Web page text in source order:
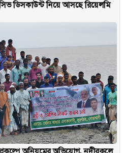
ডিসকাউন্ট নিয়ে আসছে রিয়েলমি
অনিয়মের অভিযোগ, নদীরকূলে